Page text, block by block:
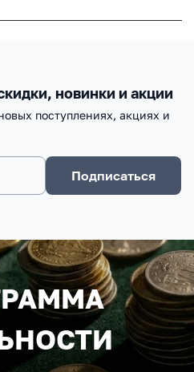
новинки и акции
поступлениях, акциях и
Подписаться